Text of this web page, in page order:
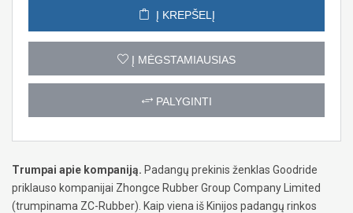
Į KREPŠELĮ
Į MĖGSTAMIAUSIAS
PALYGINTI
Trumpai apie kompaniją. Padangų prekinis ženklas Goodride
priklauso kompanijai Zhongce Rubber Group Company Limited
(trumpinama ZC-Rubber). Kaip viena iš Kinijos padangų rinkos